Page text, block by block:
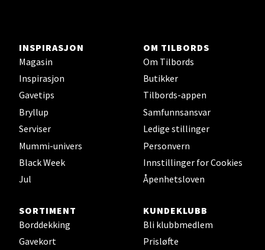
INSPIRASJON
Magasin
Inspirasjon
Gavetips
Bryllup
Serviser
Mummi-univers
Black Week
Jul
OM TILBORDS
Om Tilbords
Butikker
Tilbords-appen
Samfunnsansvar
Ledige stillinger
Personvern
Innstillinger for Cookies
Åpenhetsloven
SORTIMENT
Borddekking
Gavekort
KUNDEKLUBB
Bli klubbmedlem
Prisløfte
Senter Madla
Madlakrossen nr 9, 4042 Stavanger
Åpent i dag 10-20
0 i butikk
Levanger - Magneten
Moafjæra 14, 7606 Levanger
Åpent i dag 10-20